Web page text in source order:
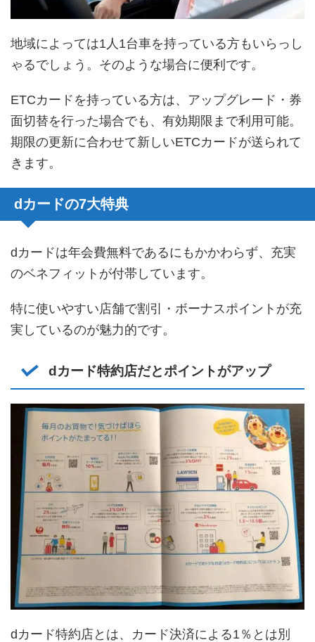
地域によっては1人1台車を持っている方もいらっし
ゃるでしょう。そのような場合に便利です。
ETCカードを持っている方は、アップグレード・券
面切替を行った場合でも、有効期限まで利用可能。
期限の更新に合わせて新しいETCカードが送られて
きます。
dカードの7大特典
dカードは年会費無料であるにもかかわらず、充実
のベネフィットが付帯しています。
特に使いやすい店舗で割引・ボーナスポイントが充
実しているのが魅力的です。
dカード特約店だとポイントがアップ
dカード特約店とは、カード決済による1％とは別